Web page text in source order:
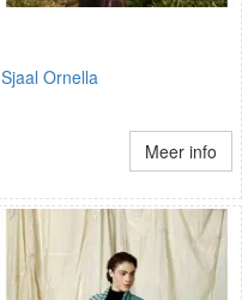
Sjaal Ornella
Meer info